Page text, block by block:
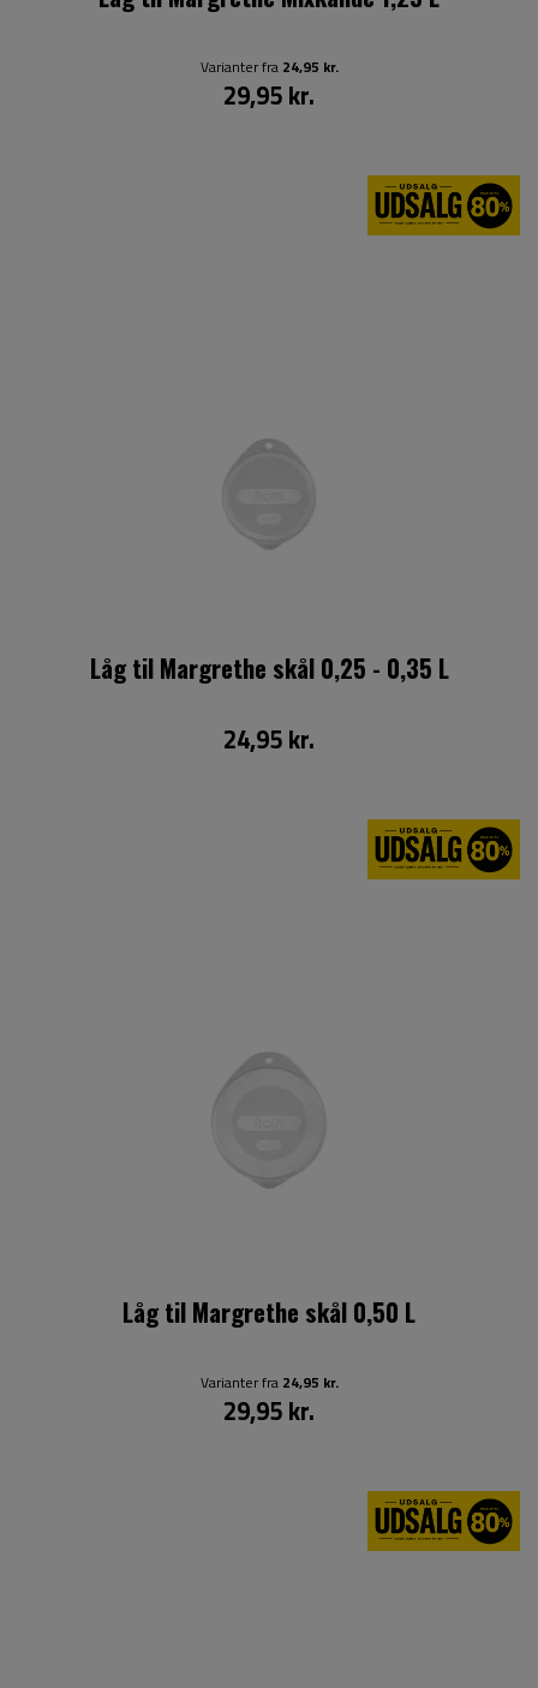
Varianter fra24,95 kr.
29,95 kr.
Låg til Margrethe skål 0,25 - 0,35 L
24,95 kr.
Låg til Margrethe skål 0,50 L
Varianter fra24,95 kr.
29,95 kr.